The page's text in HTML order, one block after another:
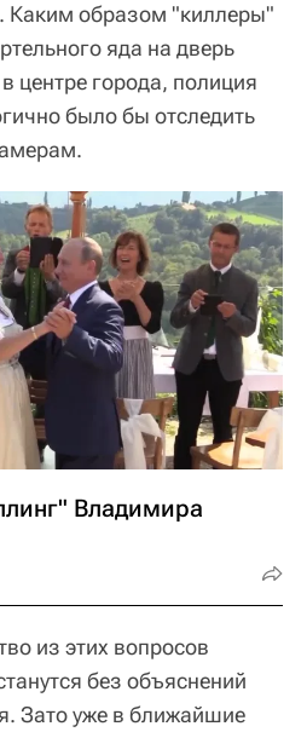
Каким образом "киллеры"
яда на дверь
центре города, полиция
было бы отследить
Владимира
из этих вопросов
без объяснений
Зато уже в ближайшие